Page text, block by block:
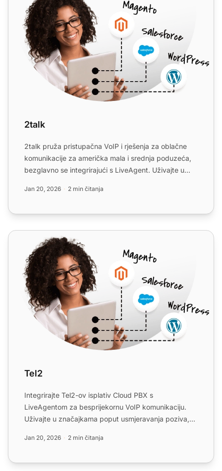
2talk
2talk pruža pristupačna VoIP i rješenja za oblačne
komunikacije za američka mala i srednja poduzeća,
bezglavno se integrirajući s LiveAgent. Uživajte u
Jan 20, 2026 2 min čitanja
Tel2
Tel2
Integrirajte Tel2-ov isplativ Cloud PBX s
LiveAgentom za besprijekornu VoIP komunikaciju.
Uživajte u značajkama poput usmjeravanja poziva,
Jan 20, 2026 2 min čitanja